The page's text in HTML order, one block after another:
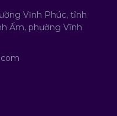
Vĩnh Phúc, tỉnh
Ấm, phường Vĩnh